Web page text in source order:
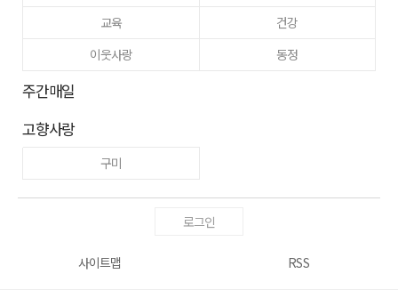
교육
건강
이웃사랑
동정
주간매일
고향사랑
구미
로그인
사이트맵 RSS